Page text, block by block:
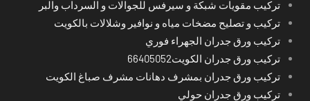
تركيب مقويات شبكة و سيرفس للجوالات و السرداب والبر
تركيب و تصليح مضخات مياه و نوافير وشلالات بالكويت
تركيب ورق جدران الجهراء فوري
تركيب ورق جدران الكويت66405052
تركيب ورق جدران بمشرف دهانات مشرف صباغ الكويت
تركيب ورق جدران حولي